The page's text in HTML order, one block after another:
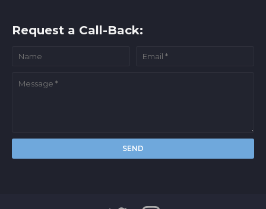
Request a Call-Back: